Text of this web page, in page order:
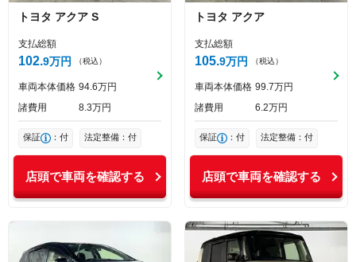
トヨタ アクア S
支払総額
102 9万円 （税込）
車両本体価格 94 6万円
諸費用
8 3万円
保証 ：付 法定整備：付
店頭で車両を確認する
トヨタ アクア
支払総額
105 9万円 （税込）
車両本体価格 99 7万円
諸費用
6 2万円
保証 ：付 法定整備：付
店頭で車両を確認する